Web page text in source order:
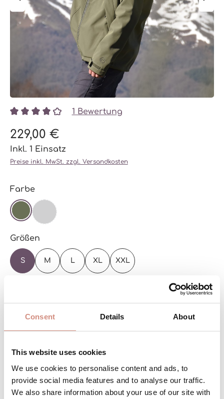
Consent Details About
This website uses cookies
We use cookies to personalise content and ads, to
provide social media features and to analyse our traffic.
We also share information about your use of our site with
1 Bewertung
229,00 €
Inkl. 1 Einsatz
Preise inkl. MwSt. zzgl. Versandkosten
Farbeauswählen
OLIVE SCHWARZ
(DIESE OPTION IST ZURZEIT NICHT VERFÜGBAR.)
Größen
S M L XL XXL
dir!
Produkt Anzahl: Gib den
IN DEN WARENKORB